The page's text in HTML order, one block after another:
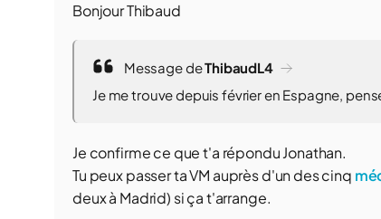
Bonjour Thibaud
Message deThibaudL4
Je me trouve depuis février en Espagne,
Je confirme ce que t'a répondu Jonathan.
Tu peux passer ta VM auprès d'un des cinq
deux à Madrid) si ça t'arrange.